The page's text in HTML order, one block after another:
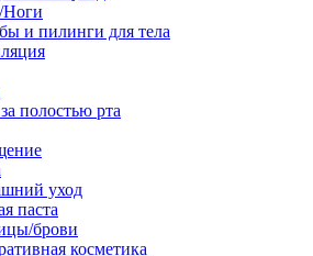
Ноги
и пилинги для тела
полостью рта
уход
паста
брови
косметика